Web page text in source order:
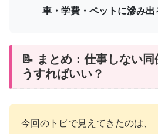
車・学費・ペットに滲み
📝 まとめ：仕事しない
うすればいい？
今回のトピで見えてきたのは、